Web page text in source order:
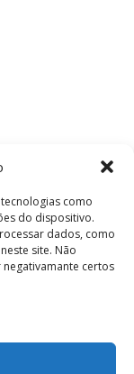
como
do dispositivo.
dados, como
site. Não
certos